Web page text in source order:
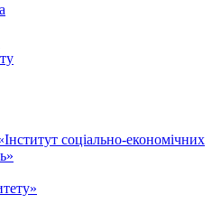
соціально-економічних